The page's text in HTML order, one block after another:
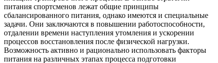
питания спортсменов лежат общие принципы
сбалансированного питания, однако имеются и специальные
задачи. Они зак­лючаются в повышении работоспособности,
отдалении времени наступления утомления и ускорении
процессов восстановления после физической нагрузки.
Возможность активно и рационально использовать факторы
питания на раз­личных этапах процесса подготовки